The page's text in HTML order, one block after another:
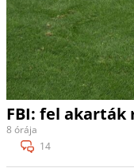
FBI: fel akarták
8 órája
14